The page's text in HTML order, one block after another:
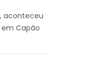
aconteceu
Capão